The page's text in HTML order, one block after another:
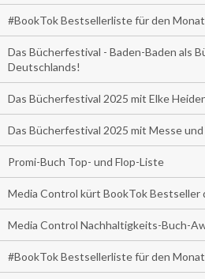
#BookTok Bestsellerliste für den
Das Bücherfestival - Baden-Baden als
Deutschlands!
Das Bücherfestival 2025 mit Elke
Das Bücherfestival 2025 mit Messe
Promi-Buch Top- und Flop-Liste
Media Control kürt BookTok Bestseller
Media Control Nachhaltigkeits-Buch-
#BookTok Bestsellerliste für den